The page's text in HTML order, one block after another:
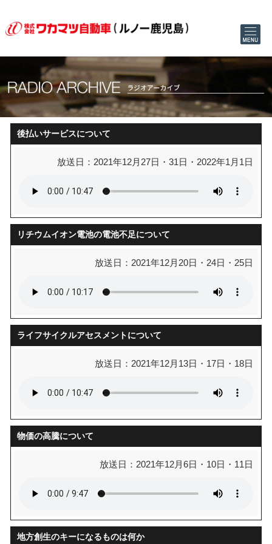
後払いサービスについて
放送日：2021年12月27日・31日・2022年1月1日
リチウムイオン電池の電池不足について
放送日：2021年12月20日・24日・25日
ライフサイクルアセスメントについて
放送日：2021年12月13日・17日・18日
物価の高騰について
放送日：2021年12月6日・10日・11日
地方創生のキーになるものは何か